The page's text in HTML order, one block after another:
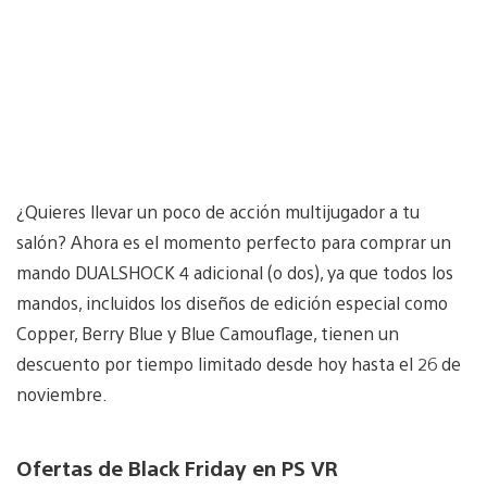
¿Quieres llevar un poco de acción multijugador a tu
salón? Ahora es el momento perfecto para comprar un
mando DUALSHOCK 4 adicional (o dos), ya que todos los
mandos, incluidos los diseños de edición especial como
Copper, Berry Blue y Blue Camouflage, tienen un
descuento por tiempo limitado desde hoy hasta el 26 de
noviembre.
Ofertas de Black Friday en PS VR